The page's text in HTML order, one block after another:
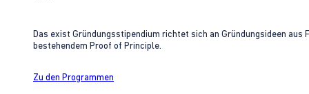
Das exist Gründungsstipendium richtet sich an Gründungsideen
bestehendem Proof of Principle.
Zu den Programmen